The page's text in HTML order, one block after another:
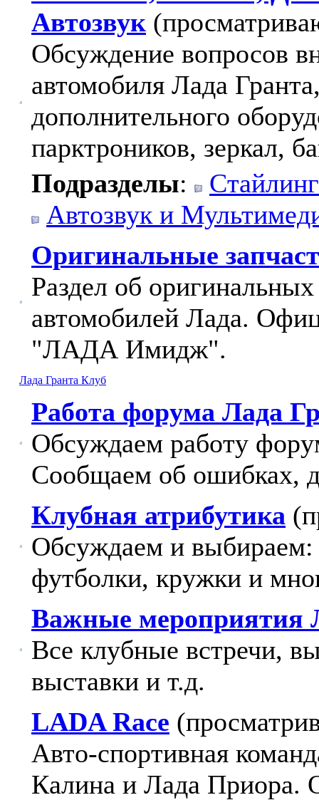
Автозвук
Обсуждение вопросов
автомобиля Лада
дополнительного
парктроников, зеркал,
Подразделы:
Стайлинг
Автозвук и
Оригинальные
Раздел об
автомобилей Лада.
"ЛАДА Имидж".
Лада Гранта Клуб
Работа форума Лада
Обсуждаем работу
Сообщаем об ошибках,
Клубная атрибутика
Обсуждаем и выбираем:
футболки, кружки и
Важные мероприятия
Все клубные встречи,
выставки и т.д.
LADA Race
Авто-спортивная
Калина и Лада Приора.